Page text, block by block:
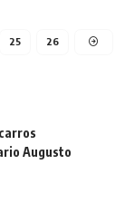
25 26
Augusto